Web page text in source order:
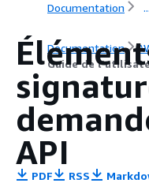
Documentation ...
Documentation
Guide de
API
PDF RSS